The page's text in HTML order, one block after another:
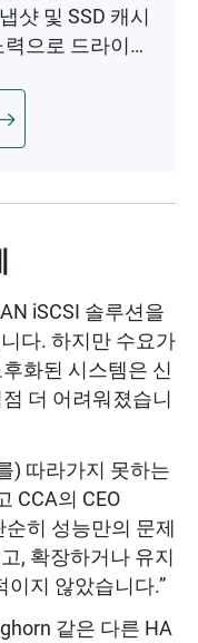
샷 및 SSD 캐시
으로 드라이브
iSCSI 솔루션을
다. 하지만 수요가
화된 시스템은 신
더 어려워졌습니
) 따라가지 못하는
CCA의 CEO
히 성능만의 문제
, 확장하거나 유지
이지 않았습니다.”
같은 다른 HA